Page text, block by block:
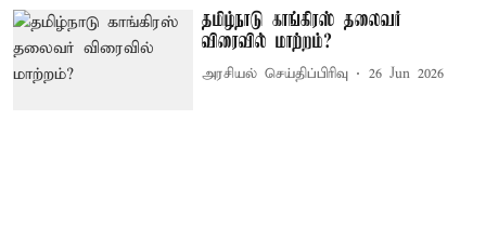
தமிழ்நாடு காங்கிரஸ் தலைவர்
விரைவில் மாற்றம்?
அரசியல் செய்திப்பிரிவு 26 Jun 2026